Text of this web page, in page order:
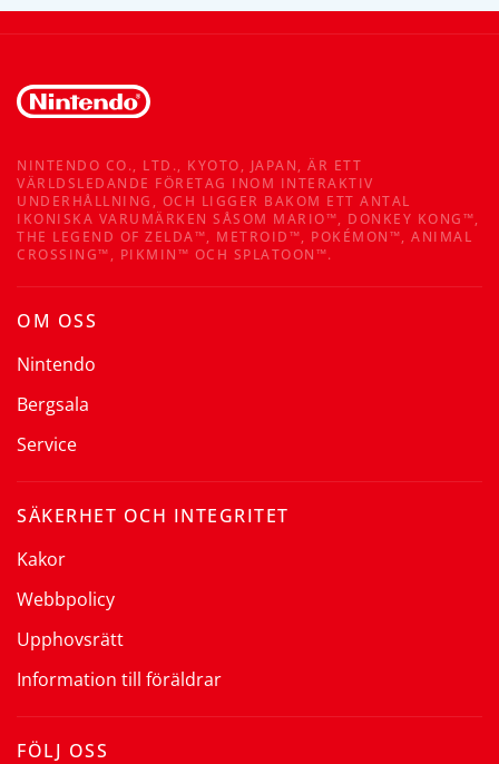
NINTENDO CO., LTD., KYOTO, JAPAN, ÄR ETT
VÄRLDSLEDANDE FÖRETAG INOM INTERAKTIV
UNDERHÅLLNING, OCH LIGGER BAKOM ETT ANTAL
IKONISKA VARUMÄRKEN SÅSOM MARIO™, DONKEY KONG™,
THE LEGEND OF ZELDA™, METROID™, POKÉMON™, ANIMAL
CROSSING™, PIKMIN™ OCH SPLATOON™.
OM OSS
Nintendo
Bergsala
Service
SÄKERHET OCH INTEGRITET
Kakor
Webbpolicy
Upphovsrätt
Information till föräldrar
FÖLJ OSS